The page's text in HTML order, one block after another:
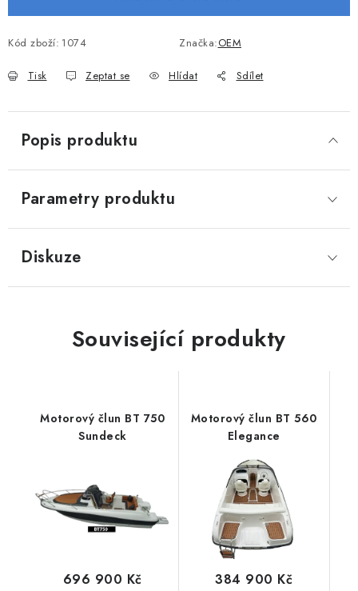
PŘÍVĚSY K LODÍM
Obchodní podmínky
Kód zboží: 1074 Značka:OEM
Tisk Zeptat se Hlídat Sdílet
Popis produktu
Parametry produktu
Diskuze
Související produkty
Motorový člun BT 750
Sundeck
696 900 Kč
Motorový člun BT 560
Elegance
384 900 Kč